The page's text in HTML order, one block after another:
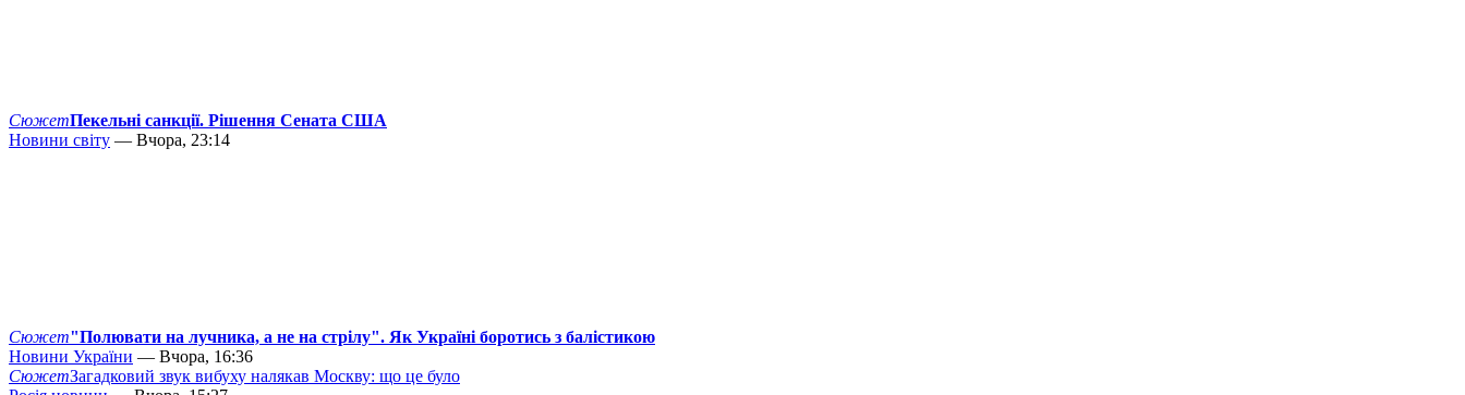
СюжетПекельні санкції. Рішення Сената США
Новини світу — Вчора, 23:14
Сюжет"Полювати на лучника, а не на стрілу". Як Україні боротись з балістикою
Новини України — Вчора, 16:36
СюжетЗагадковий звук вибуху налякав Москву: що це було